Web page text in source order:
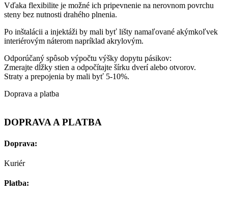
Vďaka flexibilite je možné ich pripevnenie na nerovnom povrchu
steny bez nutnosti drahého plnenia.
Po inštalácii a injektáži by mali byť lišty namaľované akýmkoľvek
interiérovým náterom napríklad akrylovým.
Odporúčaný spôsob výpočtu výšky dopytu pásikov:
Zmerajte dĺžky stien a odpočítajte šírku dverí alebo otvorov.
Straty a prepojenia by mali byť 5-10%.
Doprava a platba
DOPRAVA A PLATBA
Doprava:
Kuriér
Platba: